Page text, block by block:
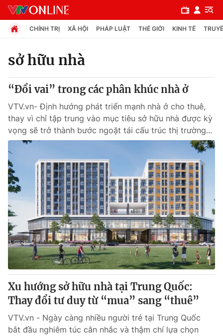
Chuyên mục
Xã hội
Pháp luật
Y tế
Thế giới
Tin tức
Thế giới đó đây
Câu chuyện quốc tế
Kinh tế
Tài chính
Thị trường
Góc doanh nghiệp
Dữ liệu và đời sống
Truyền hình
Phim VTV
Giải trí
CHÍNH TRỊ XÃ HỘI PHÁP LUẬT THẾ GIỚI KINH TẾ
sở hữu nhà
“Đổi vai” trong các phân khúc nhà ở
VTV.vn- Định hướng phát triển mạnh nhà ở cho thuê,
thay vì chỉ tập trung vào mục tiêu sở hữu nhà được kỳ
vọng sẽ trở thành bước ngoặt tái cấu trúc thị trường...
Xu hướng sở hữu nhà tại Trung Quốc:
Thay đổi tư duy từ “mua” sang “thuê”
VTV.vn - Ngày càng nhiều người trẻ tại Trung Quốc
bắt đầu nghiêm túc cân nhắc và thậm chí lựa chọn